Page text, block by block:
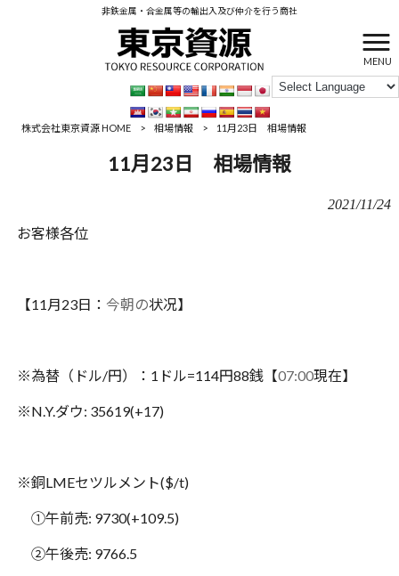
非鉄金属・合金属等の輸出入及び仲介を行う商社
MENU
株式会社東京資源 HOME > 相場情報 > 11月23日 相場情報
11月23日 相場情報
2021/11/24
お客様各位
【11 月23日： 今朝の状况】
※為替（ドル/円）： 1 ドル=114円88銭【07:00現在】
※N.Y.ダウ: 35619(+17)
※銅LMEセツルメント($/t)
①午前売: 9730(+109.5)
②午後売: 9766.5